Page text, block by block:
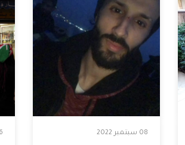
08 سبتمبر 2022 16